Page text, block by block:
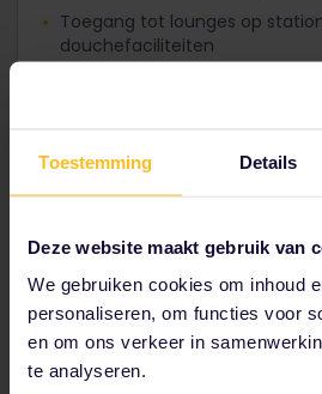
Toestemming Details
Deze website maakt gebruik van
We gebruiken cookies om inhoud
personaliseren, om functies voor
en om ons verkeer in
te analyseren.
Toegang tot lounges op
douchefaciliteiten
Voorrangstoegang tot de
Inclusief een gratis slaapset
Arran Aromatics
2nd class-accommodatie
Toegang tot de lounge aan
voldoende ruimte is
Inclusief een gratis slaapset